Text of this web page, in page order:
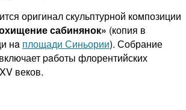
оригинал скульптурной композиции
сабинянок» (копия в
нa площади Синьории). Собрание
включает paботы флорентийских
веков.